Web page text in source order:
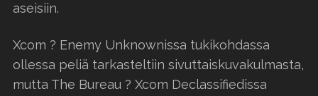
aseisiin.
Xcom ? Enemy Unknownissa tukikohdassa
ollessa peliä tarkasteltiin sivuttaiskuvakulmasta,
mutta The Bureau ? Xcom Declassifiedissa